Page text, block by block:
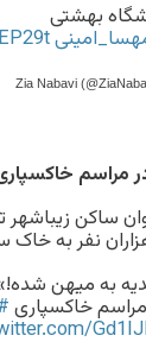
بهشتی
مراسم
ساکن زیباشهر
به میهن
خاکسپاری